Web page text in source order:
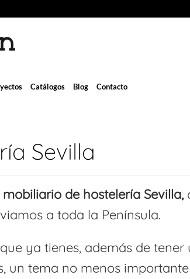
Catálogos Blog Contacto
Sevilla
mobiliario de hostelería Sevilla,
a toda la Península.
ya tienes, además de tener
un tema no menos